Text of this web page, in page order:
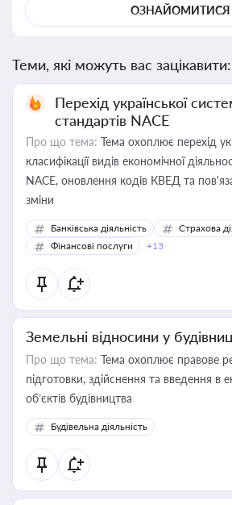
ОЗНАЙОМИТИСЯ
Теми, які можуть вас зацікавити:
Перехід української
стандартів NACE
Про що тема: Тема охоплює перехід
класифікації видів економічної
NACE, оновлення кодів КВЕД та
зміни
Банківська діяльність
Страхова
Фінансові послуги
+13
Земельні відносини у
Про що тема: Тема охоплює правове
підготовки, здійснення та введення в
об’єктів будівництва
Будівельна діяльність